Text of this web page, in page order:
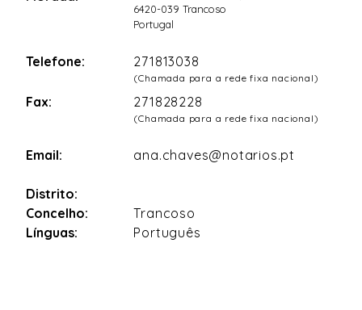
6420-039 Trancoso
Portugal
Telefone: 271813038
(Chamada para a rede fixa nacional)
Fax: 271828228
(Chamada para a rede fixa nacional)
Email: ana.chaves@notarios.pt
Distrito:
Concelho:
Trancoso
Línguas:
Português